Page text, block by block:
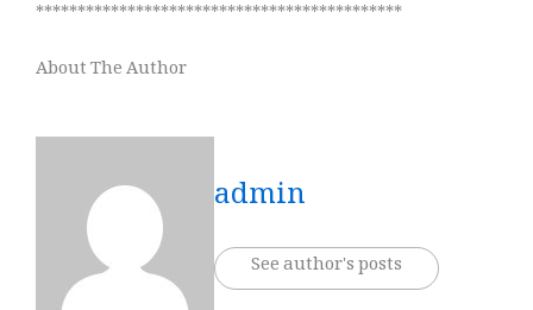
********************************************
About The Author
admin
See author's posts